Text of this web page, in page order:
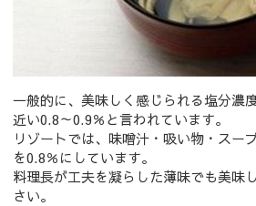
一般的に、美味しく感じられる塩分濃
近い0.8～0.9％と言われています。
リゾートでは、味噌汁・吸い物・スー
を0.8％にしています。
料理長が工夫を凝らした薄味でも美味
さい。